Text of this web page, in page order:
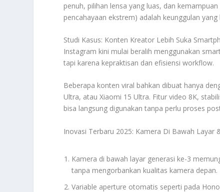
penuh, pilihan lensa yang luas, dan
pencahayaan ekstrem) adalah keunggulan
Studi Kasus: Konten Kreator Lebih Suka
Instagram kini mulai beralih menggunakan
tapi karena kepraktisan dan efisiensi workflow.
Beberapa konten viral bahkan dibuat hanya
Ultra, atau Xiaomi 15 Ultra. Fitur video 8K,
bisa langsung digunakan tanpa perlu proses
Inovasi Terbaru 2025: Kamera Di Bawah
Kamera di bawah layar generasi ke-3
tanpa mengorbankan kualitas kamera depan.
Variable aperture otomatis seperti pada